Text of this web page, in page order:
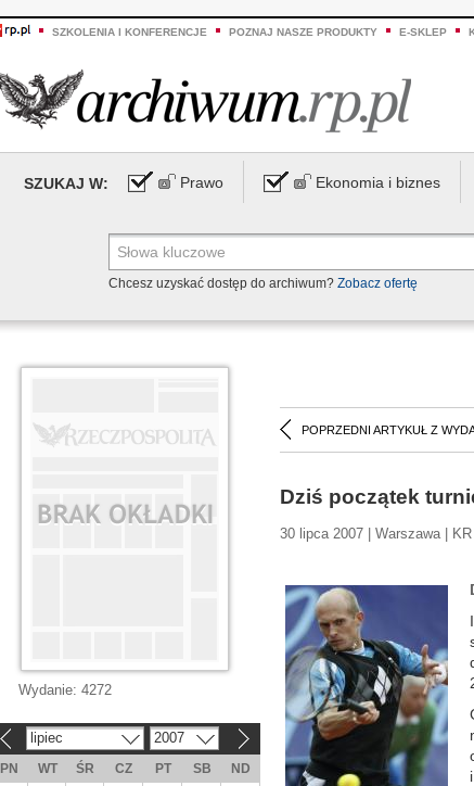
SZKOLENIA I KONFERENCJE POZNAJ NASZE PRODUKTY E-SKLEP
SZUKAJ W: Prawo Ekonomia i biznes
Chcesz uzyskać dostęp do archiwum? Zobacz ofertę
POPRZEDNI ARTYKUŁ Z
Dziś początek
30 lipca 2007 | Warszawa | KR
Wydanie: 4272
lipiec 2007
PN WT ŚR CZ PT SB
ND